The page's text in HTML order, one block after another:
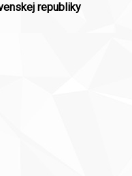
republiky